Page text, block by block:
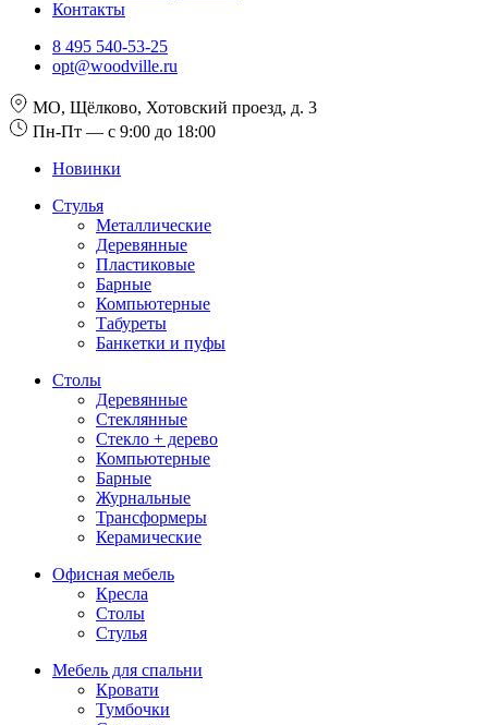
Контакты
8 495 540-53-25
opt@woodville.ru
МО, Щёлково, Хотовский проезд, д. 3
Пн-Пт — с 9:00 до 18:00
Новинки
Стулья
Металлические
Деревянные
Пластиковые
Барные
Компьютерные
Табуреты
Банкетки и пуфы
Столы
Деревянные
Стеклянные
Стекло + дерево
Компьютерные
Барные
Журнальные
Трансформеры
Керамические
Офисная мебель
Кресла
Столы
Стулья
Мебель для спальни
Кровати
Тумбочки